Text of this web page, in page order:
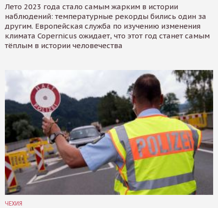
Лето 2023 года стало самым жарким в истории
наблюдений: температурные рекорды бились один за
другим. Европейская служба по изучению изменения
климата Copernicus ожидает, что этот год станет самым
тёплым в истории человечества
ЧЕХИЯ